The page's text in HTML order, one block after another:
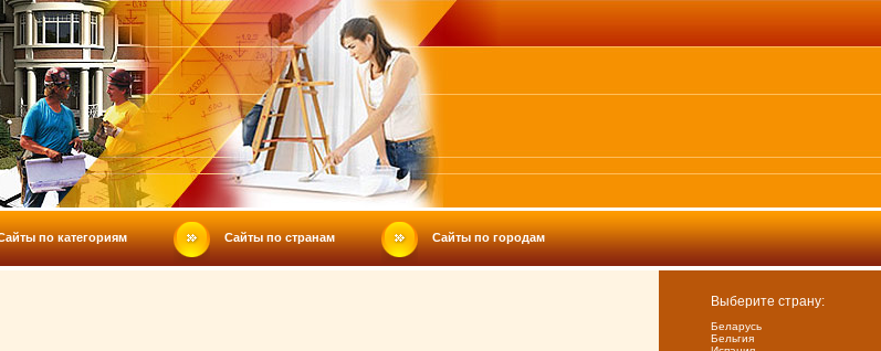
по категориям Сайты по странам Сайты по городам
Выберите страну:
Беларусь
Бельгия